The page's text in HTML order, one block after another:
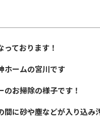
っております！
ホームの宮川です
のお掃除の様子です！
間に砂や塵などが入り込み